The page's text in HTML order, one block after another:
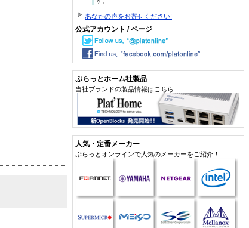
あなたの声をお寄せください!
公式アカウント / ページ
ぷらっとホーム社製品
当社ブランドの製品情報はこちら
人気・定番メーカー
ぷらっとオンラインで人気のメーカーをご紹介！